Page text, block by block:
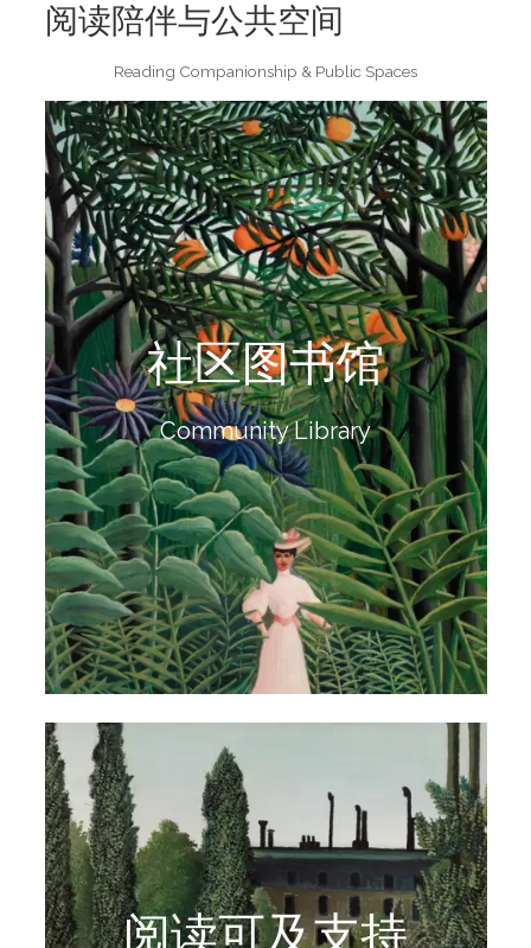
阅读陪伴与公共空间
Reading Companionship & Public Spaces
社区图书馆
Community Library
社区图书馆
在社区建立儿童友好的阅读空间，让阅读成为触手可
及的支持，让成长不再孤单。
阅读更多
阅读可及支持